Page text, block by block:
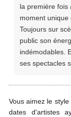
la première fois
moment unique
Toujours sur
public son
indémodables.
ses spectacles
Vous aimez le
dates d'artistes